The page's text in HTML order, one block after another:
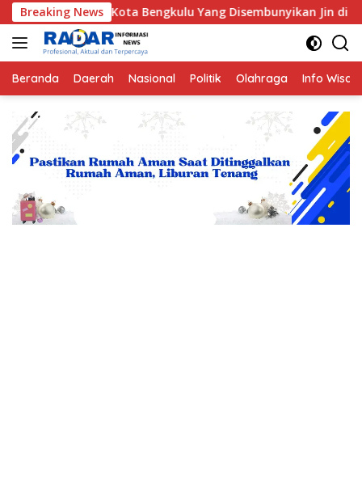
Langsung
ke
konten
Breaking News
Bengkulu Yang Disembunyikan Jin di Belakang Pohon
Beranda Daerah Nasional Politik Olahraga Info